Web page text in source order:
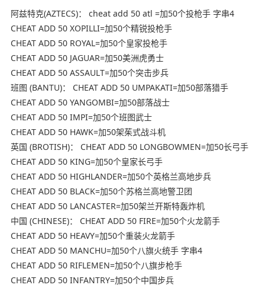
阿兹特克(AZTECS)： cheat add 50 atl =加50个投枪手 字串4
CHEAT ADD 50 XOPILLI=加50个精锐投枪手
CHEAT ADD 50 ROYAL=加50个皇家投枪手
CHEAT ADD 50 JAGUAR=加50美洲虎勇士
CHEAT ADD 50 ASSAULT=加50个突击步兵
班图 (BANTU)： CHEAT ADD 50 UMPAKATI=加50部落猎手
CHEAT ADD 50 YANGOMBI=加50部落战士
CHEAT ADD 50 IMPI=加50个班图武士
CHEAT ADD 50 HAWK=加50架茱式战斗机
英国 (BROTISH)： CHEAT ADD 50 LONGBOWMEN=加50长弓手
CHEAT ADD 50 KING=加50个皇家长弓手
CHEAT ADD 50 HIGHLANDER=加50个英格兰高地步兵
CHEAT ADD 50 BLACK=加50个苏格兰高地警卫团
CHEAT ADD 50 LANCASTER=加50架兰开斯特轰炸机
中国 (CHINESE)： CHEAT ADD 50 FIRE=加50个火龙箭手
CHEAT ADD 50 HEAVY=加50个重装火龙箭手
CHEAT ADD 50 MANCHU=加50个八旗火统手 字串4
CHEAT ADD 50 RIFLEMEN=加50个八旗步枪手
CHEAT ADD 50 INFANTRY=加50个中国步兵